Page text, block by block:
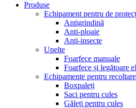
Produse
Echipament pentru de
Antigrindină
Anti-ploaie
Anti-insecte
Unelte
Foarfece manuale
Foarfece și legătoare
Echipamente pentru recoltare
Boxpaleți
Saci pentru cules
Găleți pentru cules